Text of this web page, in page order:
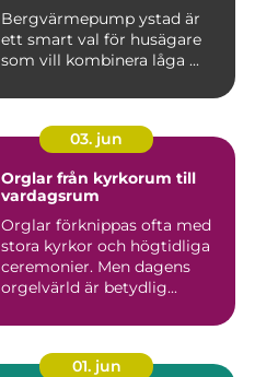
Bergvärmepump ystad är
ett smart val för husägare
som vill kombinera låga ...
03. jun
Orglar från kyrkorum till
vardagsrum
Orglar förknippas ofta med
stora kyrkor och högtidliga
ceremonier. Men dagens
orgelvärld är betydlig...
01. jun